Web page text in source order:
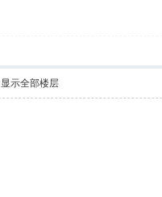
显示全部楼层